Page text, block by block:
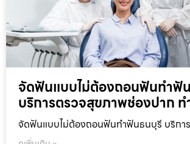
จัดฟันแบบไม่ต้องถอนฟันทำฟั
บริการตรวจสุขภาพช่องปาก
จัดฟันแบบไม่ต้องถอนฟันทำฟันธนบุรี บริการ